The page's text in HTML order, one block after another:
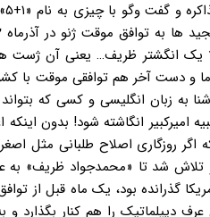
به زبان انگلیسی و کسی که
انگاشته شود! بدون
اگر روزگاری اصلاح طلبانی مثل
تلاش شد تا «محمدجواد ظریف» به
دیپلماتیک را هم کنار بگذارد